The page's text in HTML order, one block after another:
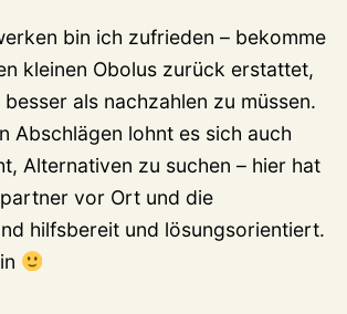
bin ich zufrieden – bekomme
kleinen Obolus zurück erstattet,
als nachzahlen zu müssen.
Abschlägen lohnt es sich auch
Alternativen zu suchen – hier hat
vor Ort und die
hilfsbereit und lösungsorientiert.